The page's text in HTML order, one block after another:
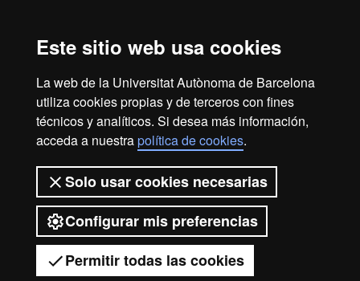
Este sitio web usa cookies
La web de la Universitat Autònoma de Barcelona
utiliza cookies propias y de terceros con fines
técnicos y analíticos. Si desea más información,
acceda a nuestrapolítica de cookies.
Solo usar cookies necesarias
Configurar mis preferencias
Permitir todas las cookies
Visita la UAB
Accesibilidad web
Mapa del web UAB
2026 Universitat Autònoma de
Barcelona